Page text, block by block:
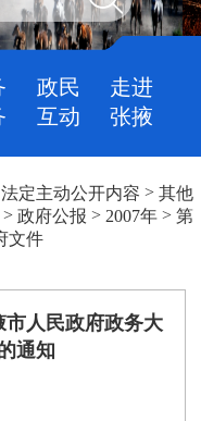
政民
互动
走进
张掖
法定主动公开内容 >其他
>政府公报 > 2007年 >第
文件
人民政府政务大
通知